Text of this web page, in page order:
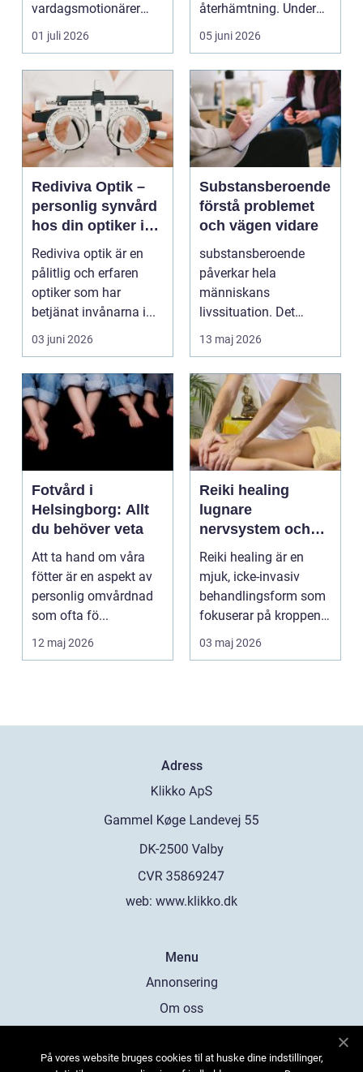
vardagsmotionärer
för...
01 juli 2026
återhämtning. Under
senare år har en ny typ
av prod...
05 juni 2026
Rediviva Optik –
personlig synvård
hos din optiker i
Uppsala
Rediviva optik är en
pålitlig och erfaren
optiker som har
betjänat invånarna i...
03 juni 2026
Substansberoende
förstå problemet
och vägen vidare
substansberoende
påverkar hela
människans
livssituation. Det
handlar sällan bara
om alkohol, narkoti...
13 maj 2026
Fotvård i
Helsingborg: Allt
du behöver veta
Att ta hand om våra
fötter är en aspekt av
personlig omvårdnad
som ofta fö...
12 maj 2026
Reiki healing
lugnare
nervsystem och
djupare
återhämtning
Reiki healing är en
mjuk, icke-invasiv
behandlingsform som
fokuserar på kroppens
egen förmåga att lä...
03 maj 2026
Adress
web: www.klikko.dk
Menu
Annonsering
Om oss
Kontakta oss
På vores website bruges cookies til at huske dine indstillinger,